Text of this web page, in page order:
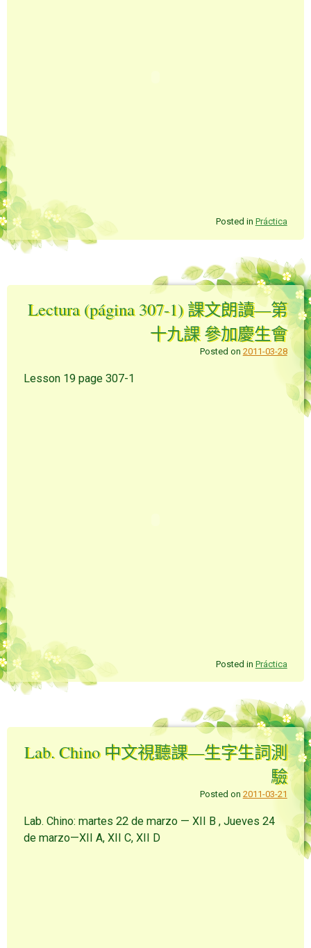
Posted in Práctica
Lectura (página 307-1) 課文朗讀—第
十九課 參加慶生會
Posted on 2011-03-28
Lesson 19 page 307-1
Posted in Práctica
Lab. Chino 中文視聽課—生字生詞測
驗
Posted on 2011-03-21
Lab. Chino: martes 22 de marzo — XII B , Jueves 24
de marzo—XII A, XII C, XII D